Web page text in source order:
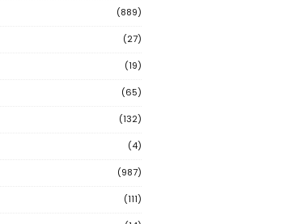
(889)
(27)
(19)
(65)
(132)
(4)
(987)
(111)